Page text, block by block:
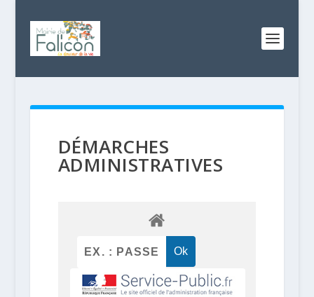
DÉMARCHES
ADMINISTRATIVES